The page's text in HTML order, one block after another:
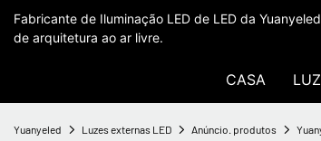
Fabricante de Iluminação LED de LED da
de arquitetura ao ar livre.
CASA
Yuanyeled Luzes externas LED Anúncio. produtos